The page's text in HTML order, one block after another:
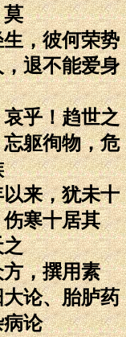
莫
，彼何荣势
退不能爱身
乎！趋世之
躯徇物，危
来，犹未十
寒十居其
之
，撰用素
论、胎胪药
论